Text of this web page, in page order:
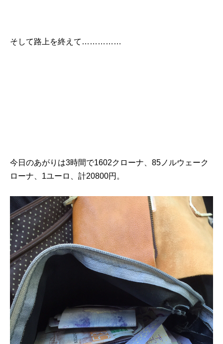
そして路上を終えて……………
今日のあがりは3時間で1602クローナ、85ノルウェーク
ローナ、1ユーロ、計20800円。